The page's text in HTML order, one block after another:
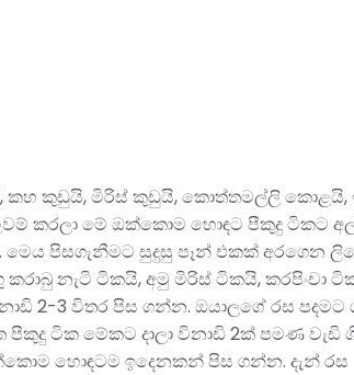
කහ කුඩුයි, මිරිස් කුඩුයි, කොත්තමල්ලි කොළයි,
කරලා මේ ඔක්කොම හොඳට පීකුදු ටිකට
පිසගැනීමට සුදුසු පෑන් එකක් අරගෙන
නැටි ටිකයි, අමු මිරිස් ටිකයි, කරපිංචා
2-3 විතර පිස ගන්න. ඔයාලගේ රස පදමට
පීකුදු ටික මේකට දාලා විනාඩි 2ක් පමණ වැඩි
හොඳටම ඉදෙනකන් පිස ගන්න. දැන් රස